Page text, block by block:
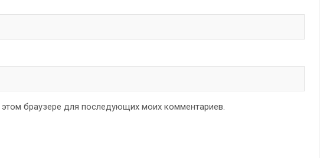
браузере для последующих моих комментариев.